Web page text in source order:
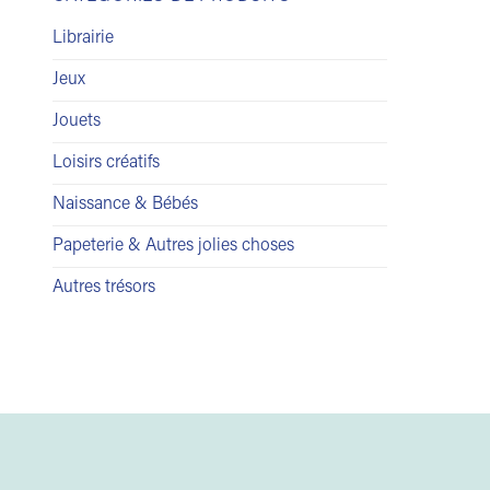
Librairie
Jeux
Jouets
Loisirs créatifs
Naissance & Bébés
Papeterie & Autres jolies choses
Autres trésors